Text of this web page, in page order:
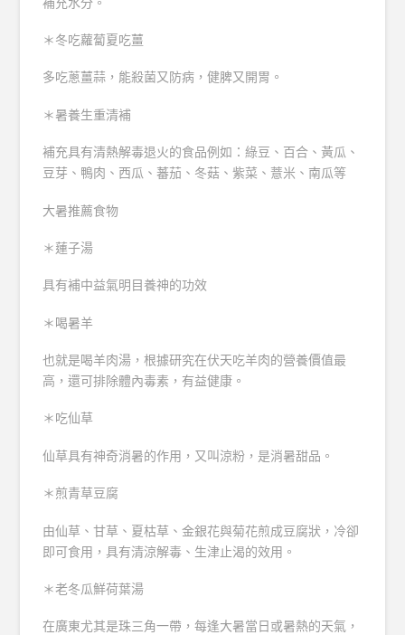
＊冬吃蘿蔔夏吃薑
多吃蔥薑蒜，能殺菌又防病，健脾又開胃。
＊暑養生重清補
補充具有清熱解毒退火的食品例如：綠豆、百合、黃瓜、
豆芽、鴨肉、西瓜、蕃茄、冬菇、紫菜、薏米、南瓜等
大暑推薦食物
＊蓮子湯
具有補中益氣明目養神的功效
＊喝暑羊
也就是喝羊肉湯，根據研究在伏天吃羊肉的營養價值最
高，還可排除體內毒素，有益健康。
＊吃仙草
仙草具有神奇消暑的作用，又叫涼粉，是消暑甜品。
＊煎青草豆腐
由仙草、甘草、夏枯草、金銀花與菊花煎成豆腐狀，冷卻
即可食用，具有清涼解毒、生津止渴的效用。
＊老冬瓜鮮荷葉湯
在廣東尤其是珠三角一帶，每逢大暑當日或暑熱的天氣，